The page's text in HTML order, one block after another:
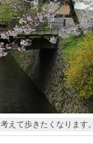
えて歩きたくなります。